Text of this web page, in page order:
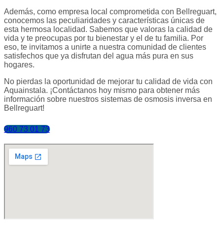
Además, como empresa local comprometida con Bellreguart,
conocemos las peculiaridades y características únicas de
esta hermosa localidad. Sabemos que valoras la calidad de
vida y te preocupas por tu bienestar y el de tu familia. Por
eso, te invitamos a unirte a nuestra comunidad de clientes
satisfechos que ya disfrutan del agua más pura en sus
hogares.
No pierdas la oportunidad de mejorar tu calidad de vida con
Aquainstala. ¡Contáctanos hoy mismo para obtener más
información sobre nuestros sistemas de osmosis inversa en
Bellreguart!
960 73 01 73